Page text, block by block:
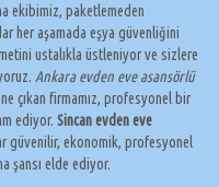
ekibimiz, paketlemeden
her aşamada eşya güvenliğini
ustalıkla üstleniyor ve sizlere
Ankara evden eve asansörlü
çıkan firmamız, profesyonel bir
ediyor. Sincan evden eve
güvenilir, ekonomik, profesyonel
şansı elde ediyor.